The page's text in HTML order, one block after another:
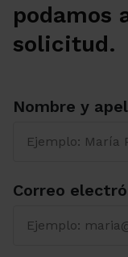
podamos
solicitud.
Nombre y
Correo